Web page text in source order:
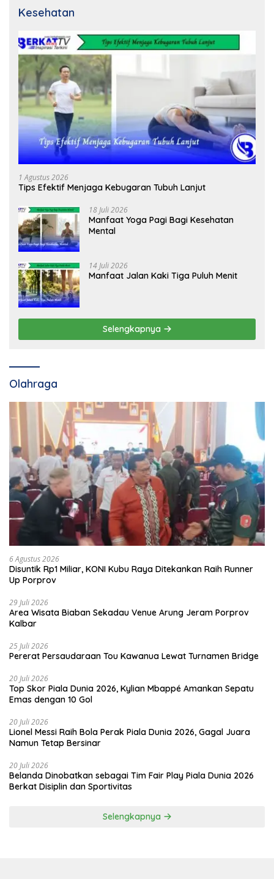
Kesehatan
1 Agustus 2026
Tips Efektif Menjaga Kebugaran Tubuh Lanjut
18 Juli 2026
Manfaat Yoga Pagi Bagi Kesehatan
Mental
14 Juli 2026
Manfaat Jalan Kaki Tiga Puluh Menit
Selengkapnya
Olahraga
6 Agustus 2026
Disuntik Rp1 Miliar, KONI Kubu Raya Ditekankan Raih Runner
Up Porprov
29 Juli 2026
Area Wisata Biaban Sekadau Venue Arung Jeram Porprov
Kalbar
25 Juli 2026
Pererat Persaudaraan Tou Kawanua Lewat Turnamen Bridge
20 Juli 2026
Top Skor Piala Dunia 2026, Kylian Mbappé Amankan Sepatu
Emas dengan 10 Gol
20 Juli 2026
Lionel Messi Raih Bola Perak Piala Dunia 2026, Gagal Juara
Namun Tetap Bersinar
20 Juli 2026
Belanda Dinobatkan sebagai Tim Fair Play Piala Dunia 2026
Berkat Disiplin dan Sportivitas
Selengkapnya